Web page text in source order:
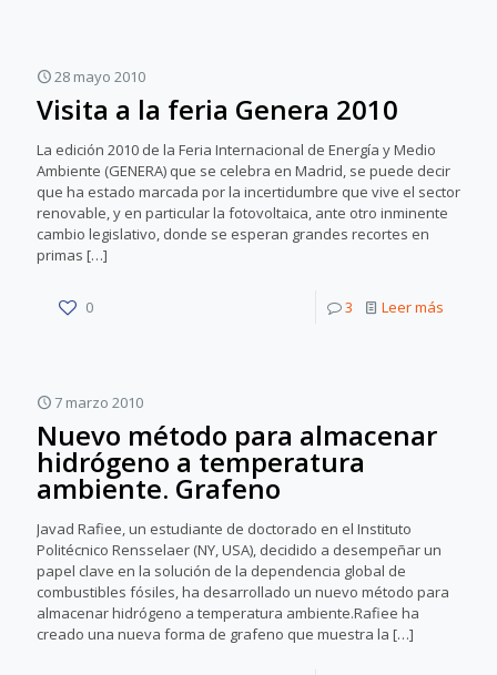
28 mayo 2010
Visita a la feria Genera 2010
La edición 2010 de la Feria Internacional de Energía y Medio
Ambiente (GENERA) que se celebra en Madrid, se puede decir
que ha estado marcada por la incertidumbre que vive el sector
renovable, y en particular la fotovoltaica, ante otro inminente
cambio legislativo, donde se esperan grandes recortes en
primas […]
0 3 Leer más
7 marzo 2010
Nuevo método para almacenar
hidrógeno a temperatura
ambiente. Grafeno
Javad Rafiee, un estudiante de doctorado en el Instituto
Politécnico Rensselaer (NY, USA), decidido a desempeñar un
papel clave en la solución de la dependencia global de
combustibles fósiles, ha desarrollado un nuevo método para
almacenar hidrógeno a temperatura ambiente.Rafiee ha
creado una nueva forma de grafeno que muestra la […]